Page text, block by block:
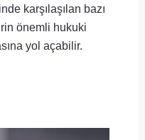
karşılaşılan bazı
önemli hukuki
yol açabilir.